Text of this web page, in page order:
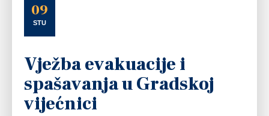
09
STU
Vježba evakuacije i
spašavanja u Gradskoj
vijećnici